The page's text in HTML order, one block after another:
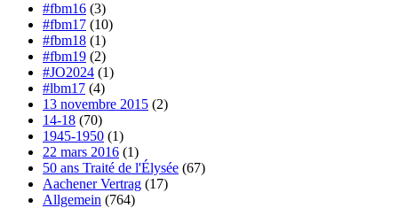
#fbm16 (3)
#fbm17 (10)
#fbm18 (1)
#fbm19 (2)
#JO2024 (1)
#lbm17 (4)
13 novembre 2015 (2)
14-18 (70)
1945-1950 (1)
22 mars 2016 (1)
50 ans Traité de l'Élysée (67)
Aachener Vertrag (17)
Allgemein (764)